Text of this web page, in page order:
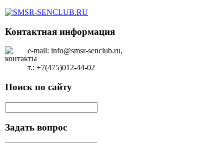
Контактная информация
e-mail: info@smsr-senclub.ru,
т.: +7(475)012-44-02
Поиск по сайту
Задать вопрос